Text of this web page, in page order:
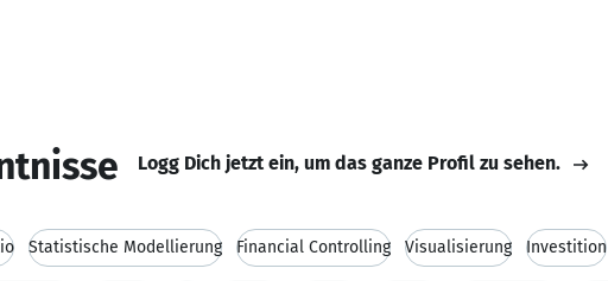
Logg Dich jetzt ein, um das ganze Profil zu sehen.
Statistische Modellierung Financial Controlling Visualisierung Investition